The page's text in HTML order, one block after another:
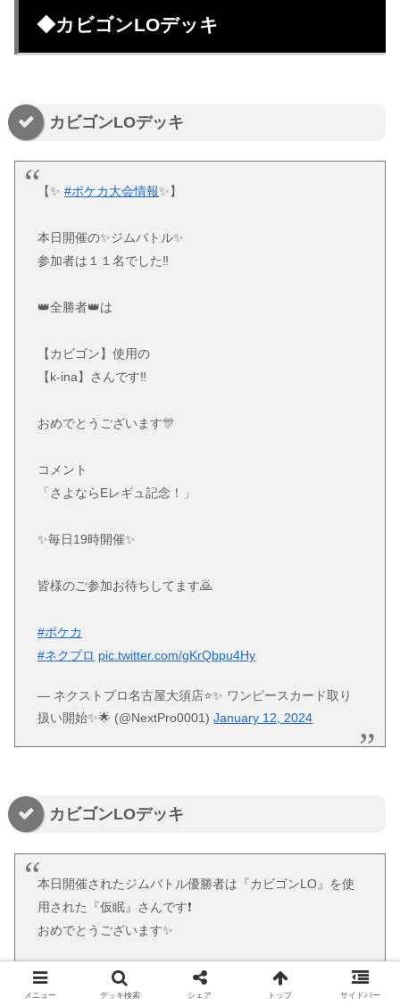
◆カビゴンLOデッキ
カビゴンLOデッキ
【✨️#ポケカ大会情報✨️】
本日開催の✨ジムバトル✨
参加者は１１名でした‼️
👑全勝者👑は
【カビゴン】使用の
【k-ina】さんです‼️
おめでとうございます🎊
コメント
「さよならEレギュ記念！」
✨毎日19時開催✨
皆様のご参加お待ちしてます🙇
#ポケカ
#ネクプロ pic.twitter.com/gKrQbpu4Hy
— ネクストプロ名古屋大須店⭐️✨ ワンピースカード取り
扱い開始✨️🌟 (@NextPro0001)January 12, 2024
カビゴンLOデッキ
本日開催されたジムバトル優勝者は『カビゴンLO』を使
用された『仮眠』さんです❗️
おめでとうございます✨
『ハンドトリマーきついので今日でLO引退します』とコ
メントいただきました🥲
メニュー デッキ検索 シェア トップ サイドバー